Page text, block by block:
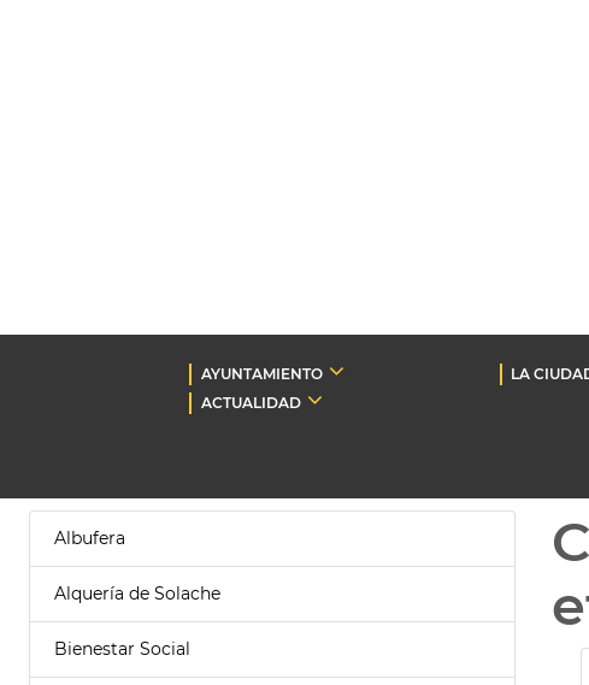
AYUNTAMIENTO LA
ACTUALIDAD
Albufera
Alquería de Solache
Bienestar Social